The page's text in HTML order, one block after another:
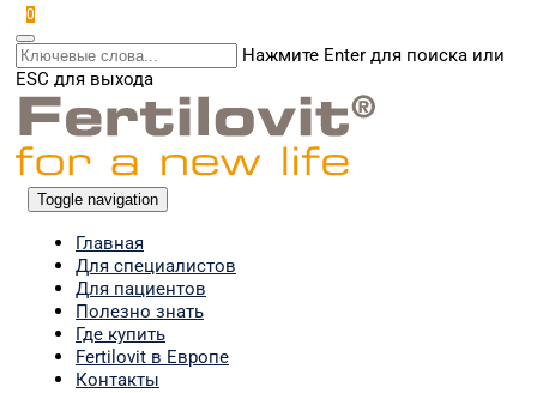
0
Нажмите Enter для поиска или
ESC для выхода
Toggle navigation
Главная
Для специалистов
Для пациентов
Полезно знать
Где купить
Fertilovit в Европе
Контакты